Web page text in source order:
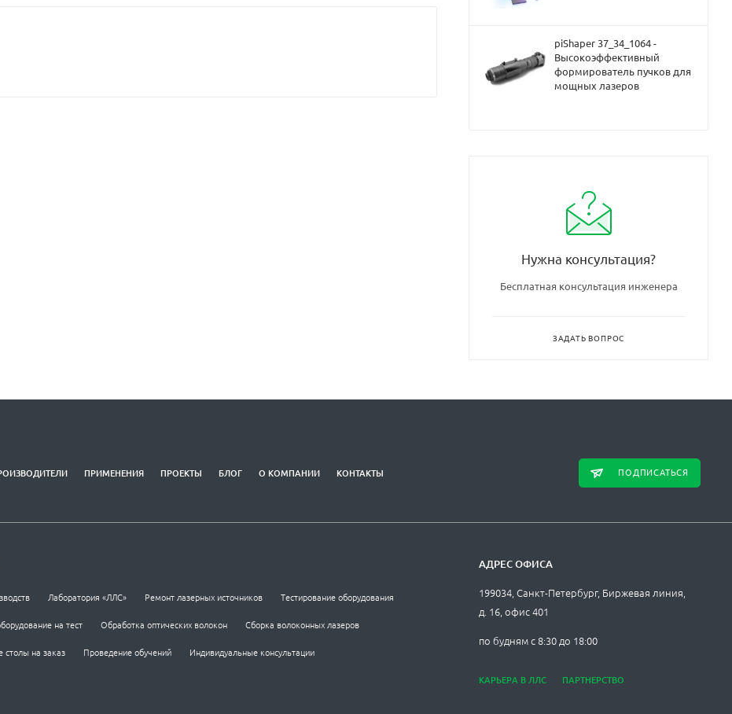
piShaper 37_34_1064 -
Высокоэффективный
формирователь пучков для
мощных лазеров
Нужна консультация?
Бесплатная консультация инженера
ЗАДАТЬ ВОПРОС
ПРИМЕНЕНИЯ ПРОЕКТЫ БЛОГ О КОМПАНИИ КОНТАКТЫ ПОДПИСАТЬСЯ
Лаборатория «ЛЛС» Ремонт лазерных источников Тестирование оборудования
на тест Обработка оптических волокон Сборка волоконных лазеров
столы на заказ Проведение обучений Индивидуальные консультации
АДРЕС ОФИСА
199034, Санкт-Петербург, Биржевая линия,
д. 16, офис 401
по будням с 8:30 до 18:00
КАРЬЕРА В ЛЛС ПАРТНЕРСТВО